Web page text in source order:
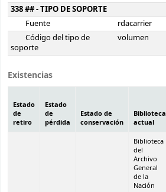
338 ## - TIPO DE SOPORTE
Fuente
rdacarrier
Código del tipo de
soporte
volumen
Existencias
Estado
de
retiro
Estado
de
pérdida
Estado de
conservación
Biblioteca
actual
Biblioteca
del
Archivo
General
de la
Nación